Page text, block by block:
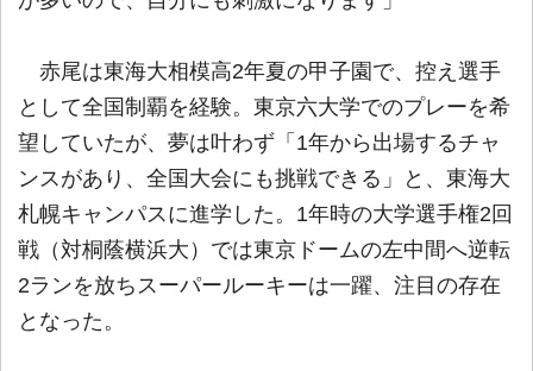
赤尾は東海大相模高2年夏の甲子園で、控え選手
として全国制覇を経験。東京六大学でのプレーを希
望していたが、夢は叶わず「1年から出場するチャ
ンスがあり、全国大会にも挑戦できる」と、東海大
札幌キャンパスに進学した。1年時の大学選手権2回
戦（対桐蔭横浜大）では東京ドームの左中間へ逆転
2ランを放ちスーパールーキーは一躍、注目の存在
となった。